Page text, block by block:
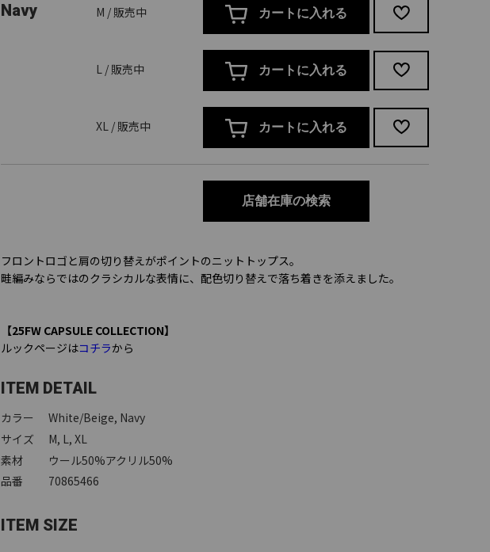
Navy M / 販売中 カートに入れる
L / 販売中 カートに入れる
XL / 販売中 カートに入れる
店舗在庫の検索
フロントロゴと肩の切り替えがポイントのニットトップス。
畦編みならではのクラシカルな表情に、配色切り替えで落ち着きを添えました。
【25FW CAPSULE COLLECTION】
ルックページはコチラから
ITEM DETAIL
カラー
White/Beige, Navy
サイズ
M, L, XL
素材
ウール50%アクリル50%
品番
70865466
ITEM SIZE